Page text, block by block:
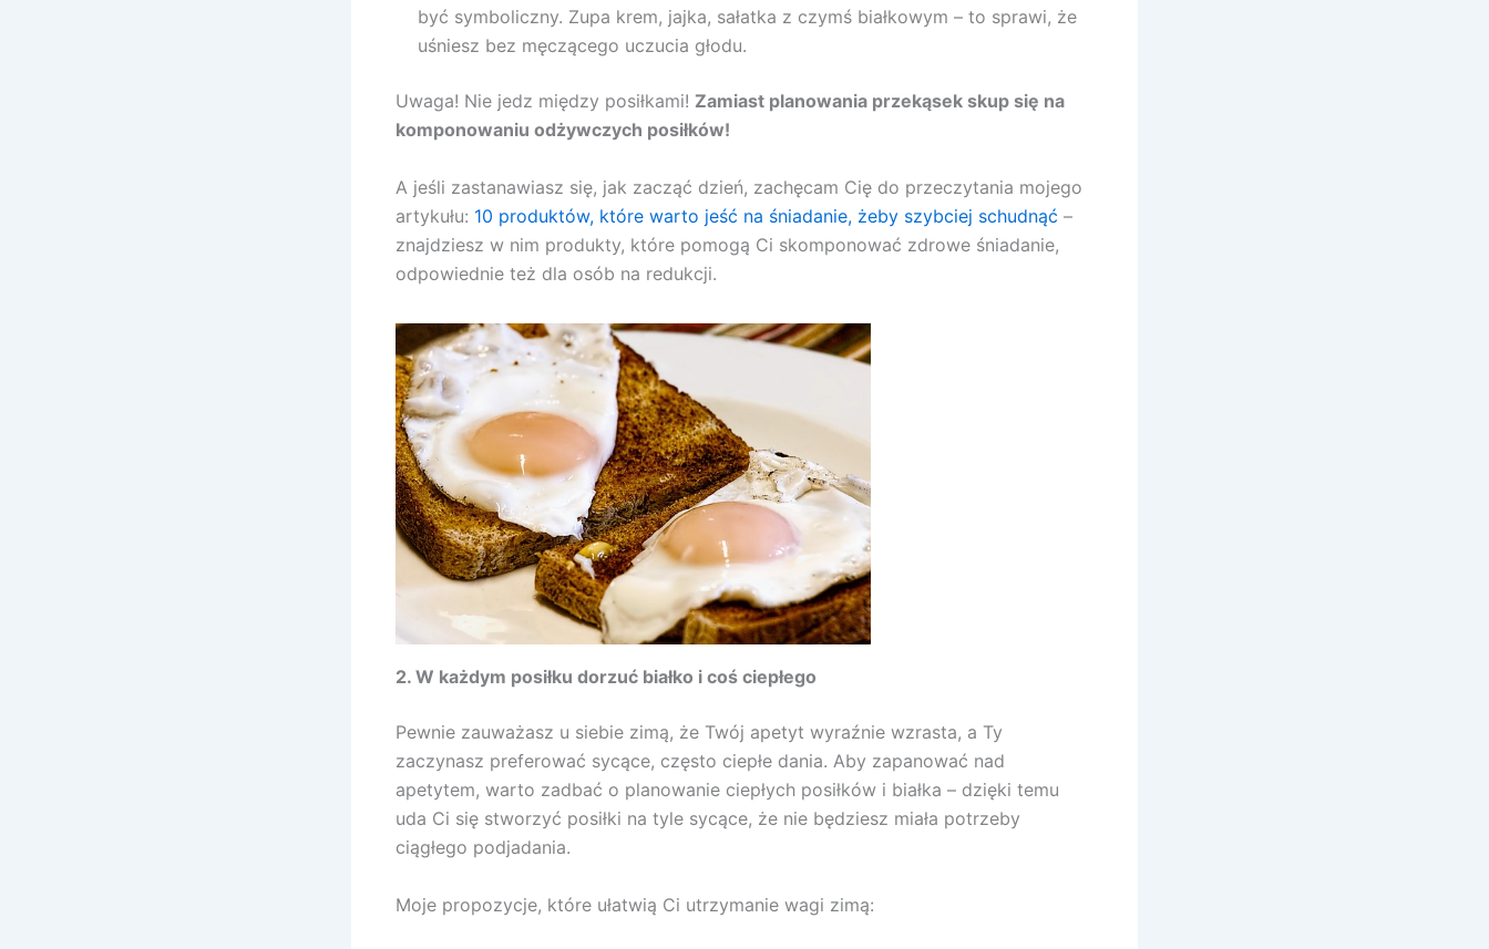
być symboliczny. Zupa krem, jajka, sałatka z czymś białkowym – to sprawi, że
uśniesz bez męczącego uczucia głodu.
Uwaga! Nie jedz między posiłkami! Zamiast planowania przekąsek skup się na
komponowaniu odżywczych posiłków!
A jeśli zastanawiasz się, jak zacząć dzień, zachęcam Cię do przeczytania mojego
artykułu: 10 produktów, które warto jeść na śniadanie, żeby szybciej schudnąć –
znajdziesz w nim produkty, które pomogą Ci skomponować zdrowe śniadanie,
odpowiednie też dla osób na redukcji.
2. W każdym posiłku dorzuć białko i coś ciepłego
Pewnie zauważasz u siebie zimą, że Twój apetyt wyraźnie wzrasta, a Ty
zaczynasz preferować sycące, często ciepłe dania. Aby zapanować nad
apetytem, warto zadbać o planowanie ciepłych posiłków i białka – dzięki temu
uda Ci się stworzyć posiłki na tyle sycące, że nie będziesz miała potrzeby
ciągłego podjadania.
Moje propozycje, które ułatwią Ci utrzymanie wagi zimą: